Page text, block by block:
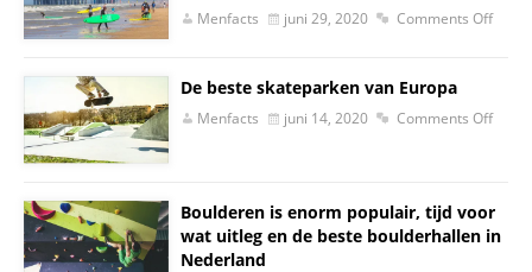
Menfacts juni 29, 2020 Comments Off
De beste skateparken van Europa
Menfacts juni 14, 2020 Comments Off
Boulderen is enorm populair, tijd voor
wat uitleg en de beste boulderhallen in
Nederland